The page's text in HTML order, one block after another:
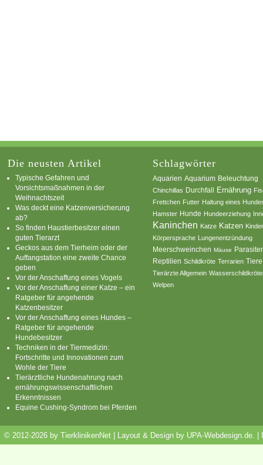
Die neusten Artikel
Typische Gefahren und
Vorsichtsmaßnahmen in der
Weihnachtszeit
Was deckt eine Katzenversicherung
ab?
So finden Haustierbesitzer einen
guten Tierarzt
Geckos aus dem Tierheim oder der
Auffangstation eine zweite Chance
geben
Vor der Anschaffung eines Vogels
Vor der Anschaffung einer Katze – ein
Ratgeber für angehende
Katzenbesitzer
Vor der Anschaffung eines Hundes –
Ratgeber für angehende
Hundebesitzer
Techniken in der Tiermedizin:
Fortschritte und Innovationen zum
Wohle der Tiere
Tierärztliche Hundenahrung nach
ernährungswissenschaftlichen
Erkenntnissen
Equine Cushing-Syndrom bei Pferden
Schlagwörter
Aquarien Aquarium Beleuchtung
Chinchillas Durchfall Ernährung
Frettchen Futter Haltung eines
Hamster Hunde Hundeerziehung
Kaninchen Katze Katzen
Körpersprache Lungenentzündung
Meerschweinchen Mäuse
Reptilien Schildkröte Terrarien Tiere
Tierärzte Allgemein
Welpen
© 2012-2026 by TierklinikenNet | Layout & Design by UPA-Webdesign.de.